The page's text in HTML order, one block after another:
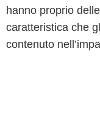
hanno proprio
caratteristica che
contenuto